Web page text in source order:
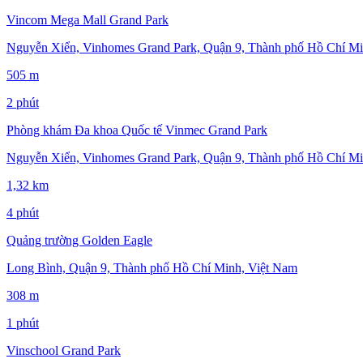
Vincom Mega Mall Grand Park
Nguyễn Xiển, Vinhomes Grand Park, Quận 9, Thành phố Hồ Chí
505 m
2 phút
Phòng khám Đa khoa Quốc tế Vinmec Grand Park
Nguyễn Xiển, Vinhomes Grand Park, Quận 9, Thành phố Hồ Chí
1,32 km
4 phút
Quảng trường Golden Eagle
Long Bình, Quận 9, Thành phố Hồ Chí Minh, Việt Nam
308 m
1 phút
Vinschool Grand Park